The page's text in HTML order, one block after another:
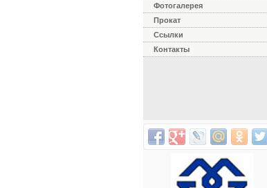
Фотогалерея
Прокат
Ссылки
Контакты